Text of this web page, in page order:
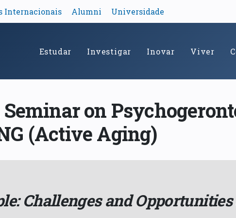
Internacionais Alumni Universidade
Estudar Investigar Inovar Viver
on
(Active Aging)
Challenges and